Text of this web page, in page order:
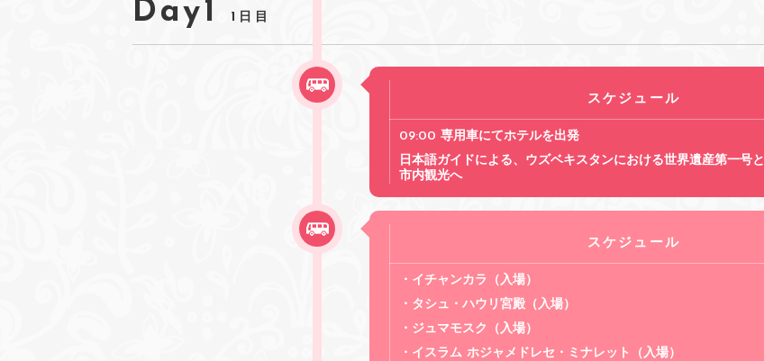
Day1 1日目
スケジュール
09:00 専用車にてホテルを出発
日本語ガイドによる、ウズベキスタンにおける世界遺産第一号
市内観光へ
スケジュール
・イチャンカラ（入場）
・タシュ・ハウリ宮殿（入場）
・ジュマモスク（入場）
・イスラム ホジャメドレセ・ミナレット（入場）